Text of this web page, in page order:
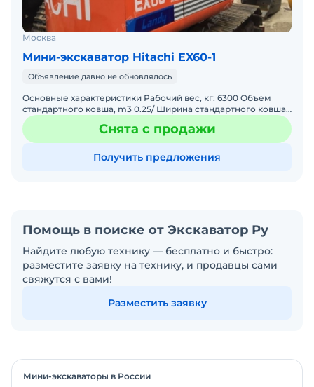
Москва
Мини-экскаватор Hitachi EX60-1
Объявление давно не обновлялось
Основные характеристики Рабочий вес, кг: 6300 Объем
стандартного ковша, m3 0.25/ Ширина стандартного ковша,
Снята с продажи
Получить предложения
Помощь в поиске от Экскаватор Ру
Найдите любую технику — бесплатно и быстро:
разместите заявку на технику, и продавцы сами
свяжутся с вами!
Разместить заявку
Мини-экскаваторы в России